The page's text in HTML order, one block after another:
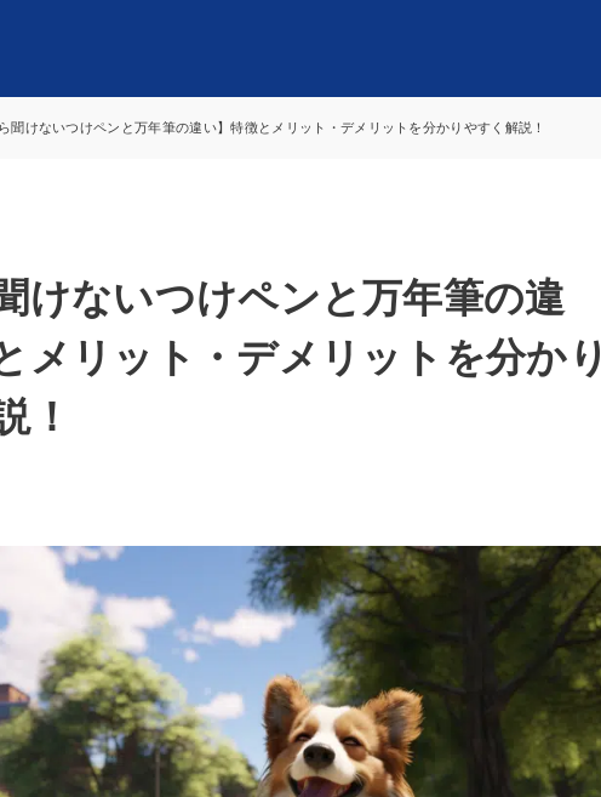
ら聞けないつけペンと万年筆の違い】特徴とメリット・デメリットを分かりやすく解説！
けないつけペンと万年筆の違
メリット・デメリットを分かり
！